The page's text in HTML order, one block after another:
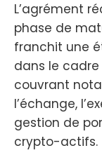
L’agrément
phase de
franchit une
dans le cadre
couvrant
l’échange,
gestion de
crypto-actifs.